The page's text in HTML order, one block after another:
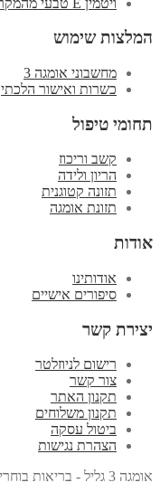
המלצות שימוש
מחשבוני אומגה 3
כשרות ואישור הלכתי
תחומי טיפול
קשב וריכוז
הריון ולידה
תזונה קטוגנית
תזונת אומגה
אודות
אודותינו
סיפורים אישיים
יצירת קשר
רישום לניוזלטר
צור קשר
תקנון האתר
תקנון משלוחים
ביטול עסקה
הצהרת נגישות
אומגה 3 גליל - בריאות בוחרים בתזונה